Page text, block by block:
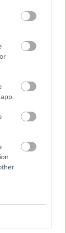
bármilyen
az összes
kellenének
a
mindössze 9
eredményes
egy ideig.